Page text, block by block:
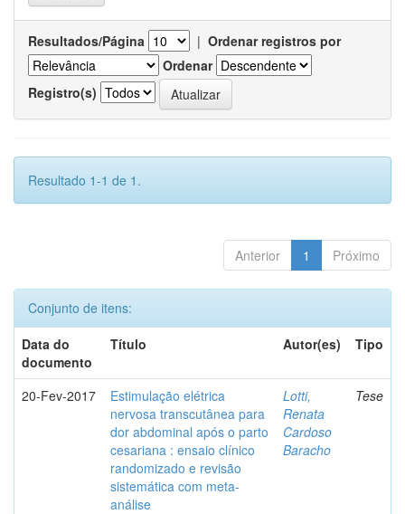
Resultados/Página | Ordenar registros por
Ordenar
Registro(s)
Resultado 1-1 de 1.
Anterior 1 Próximo
Conjunto de itens:
Data do
documento
Título Autor(es) Tipo
20-Fev-2017
Estimulação elétrica
nervosa transcutânea para
dor abdominal após o parto
cesariana : ensaio clínico
randomizado e revisão
sistemática com meta-
análise
Lotti,
Renata
Cardoso
Baracho
Tese